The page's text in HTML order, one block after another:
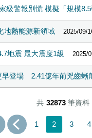
級警報別慌 模擬「規模
地熱能源新領域 2025/09/
地震 最大震度1級 2025/
早登場 2.41億年前兇齒蜥
共 32873 筆資料
1 2 3 4